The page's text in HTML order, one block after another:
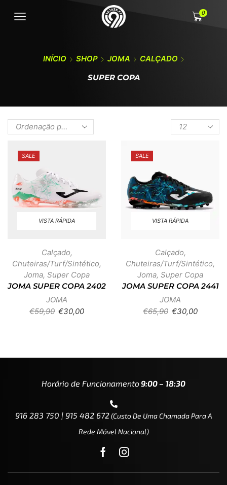
0
INÍCIO SHOP JOMA
CALÇADO
SUPER COPA
SALE
VISTA RÁPIDA
Calçado,
Chuteiras/Turf/Sintético,
Joma, Super Copa
JOMA SUPER COPA 2402
JOMA
€59,90 €30,00
SALE
VISTA RÁPIDA
Calçado,
Chuteiras/Turf/Sintético,
Joma, Super Copa
JOMA SUPER COPA 2441
JOMA
€65,90 €30,00
Horário de Funcionamento9:00 – 18:30
916 283 750 | 915 482 672(custo De Uma Chamada Para A
Rede Móvel Nacional)